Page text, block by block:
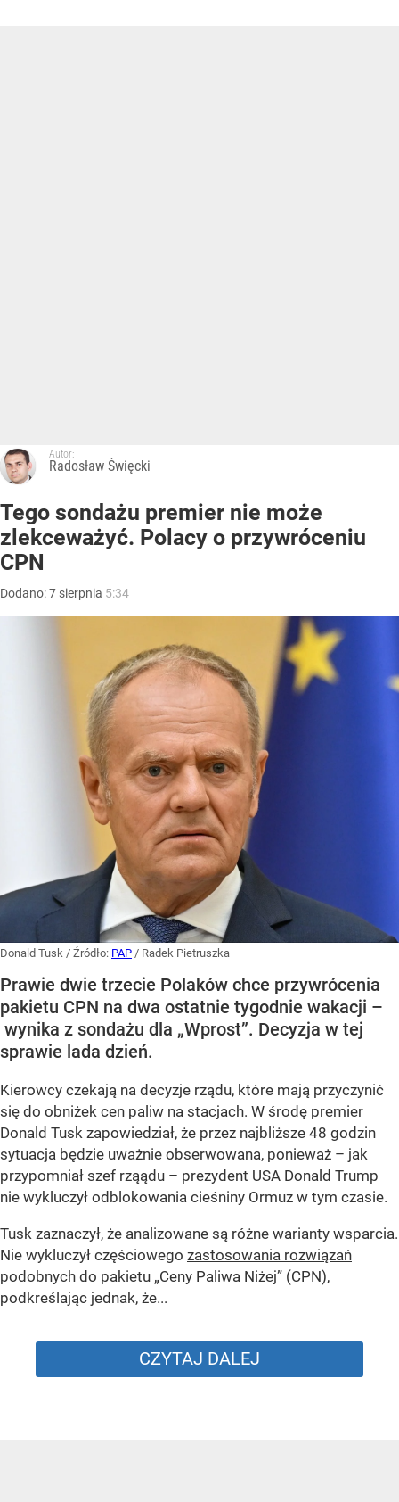
Autor:
Radosław Święcki
Tego sondażu premier nie może
zlekceważyć. Polacy o przywróceniu
CPN
Dodano:7 sierpnia 5:34
Donald Tusk / Źródło: PAP / Radek Pietruszka
Prawie dwie trzecie Polaków chce przywrócenia
pakietu CPN na dwa ostatnie tygodnie wakacji –
wynika z sondażu dla „Wprost”. Decyzja w tej
sprawie lada dzień.
Kierowcy czekają na decyzje rządu, które mają przyczynić
się do obniżek cen paliw na stacjach. W środę premier
Donald Tusk zapowiedział, że przez najbliższe 48 godzin
sytuacja będzie uważnie obserwowana, ponieważ – jak
przypomniał szef rząądu – prezydent USA Donald Trump
nie wykluczył odblokowania cieśniny Ormuz w tym czasie.
Tusk zaznaczył, że analizowane są różne warianty wsparcia.
Nie wykluczył częściowego zastosowania rozwiązań
podobnych do pakietu „Ceny Paliwa Niżej” (CPN),
podkreślając jednak, że...
CZYTAJ DALEJ